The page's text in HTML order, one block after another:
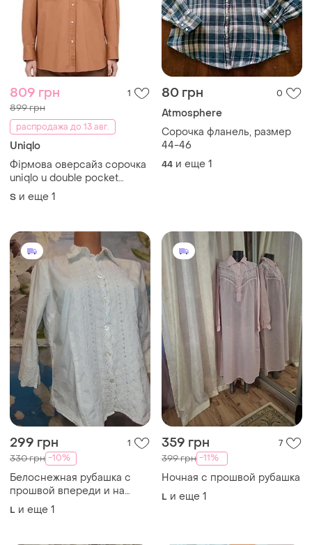
809 грн
899 грн
распродажа до 13 авг.
Uniqlo
Фірмова оверсайз сорочка
uniqlo u double pocket
oversized long-sleeve shirt
S и еще
80 грн 0
Atmosphere
Сорочка фланель, размер
44-46
44 и еще 1
299 грн 1
330 грн
Белоснежная рубашка с
прошвой впереди и на
рукавах 100% хлопок l-xl.
L и еще 1
359 грн
399 грн -11%
Ночная с прошвой рубашка
L и еще 1